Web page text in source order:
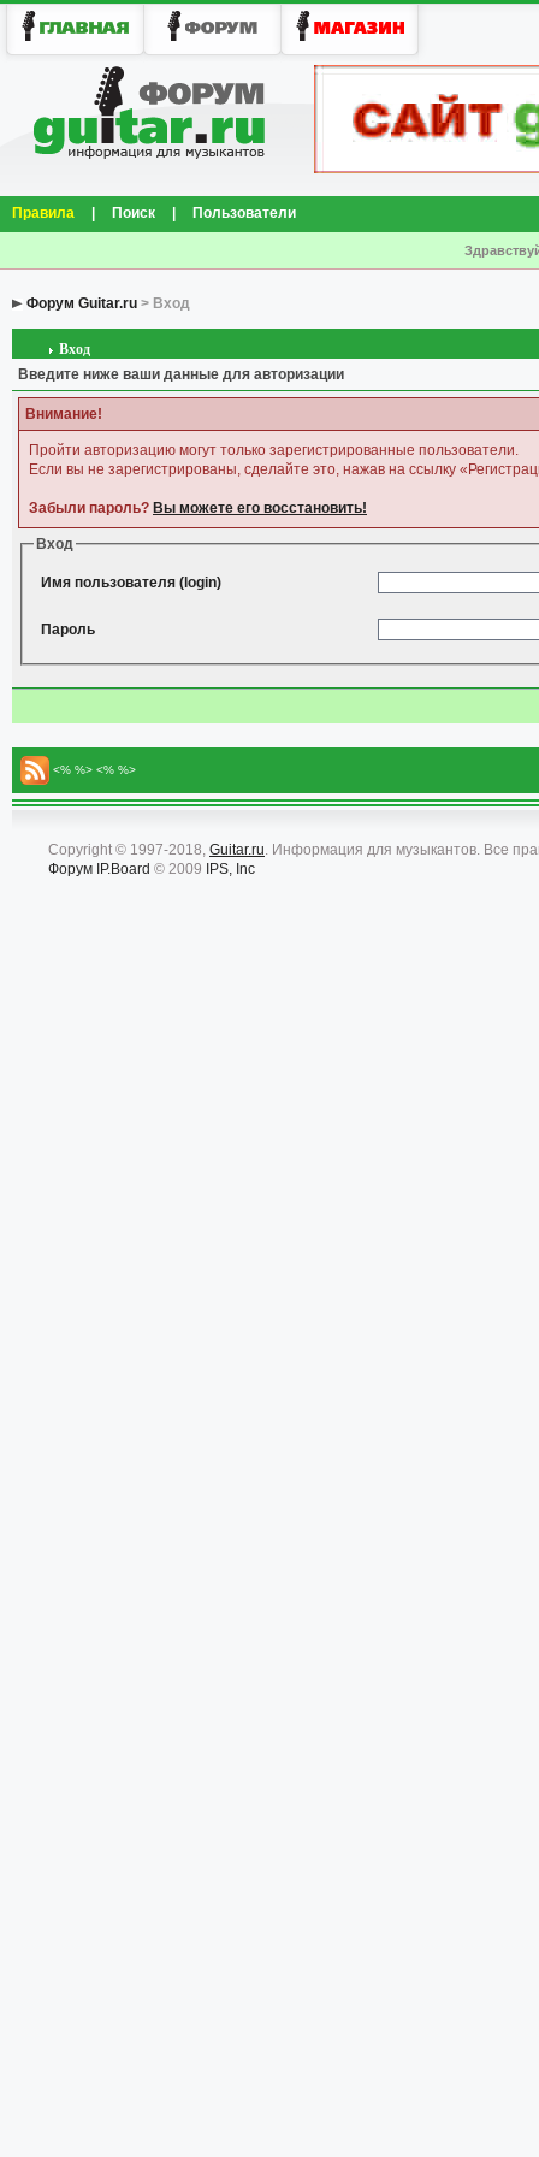
Правила Поиск Пользователи
Форум Guitar.ru > Вход
Вход
Введите ниже ваши данные для авторизации
Внимание!
Пройти авторизацию могут только зарегистрированные пользователи.
Если вы не зарегистрированы, сделайте это, нажав на ссылку
Забыли пароль? Вы можете его восстановить!
Вход
Имя пользователя (login)
Пароль
<% %> <% %>
Copyright © 1997-2018, Guitar.ru. Информация для музыкантов. Все
Форум IP.Board © 2009 IPS, Inc